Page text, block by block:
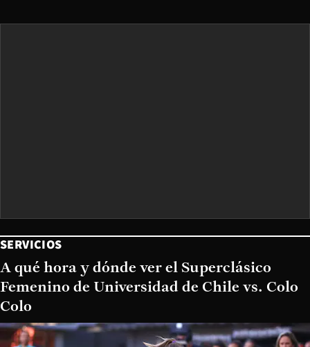
SERVICIOS
A qué hora y dónde ver el Superclásico
Femenino de Universidad de Chile vs. Colo
Colo